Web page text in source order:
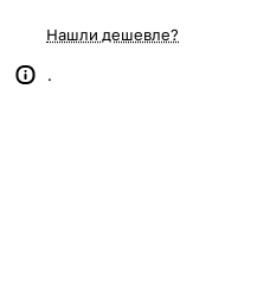
Нашли дешевле?
.